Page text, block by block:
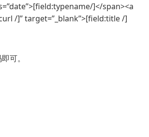
]</span><a
/]” target=”_blank”>[field:title /]
可。